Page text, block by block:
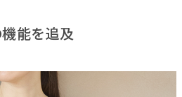
能を追及